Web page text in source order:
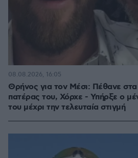
Θρήνος για τον Μέσι: Πέθανε
πατέρας του, Χόρχε - Υπήρξε ο
του μέχρι την τελευταία στιγμή
08.08.2026, 16:05